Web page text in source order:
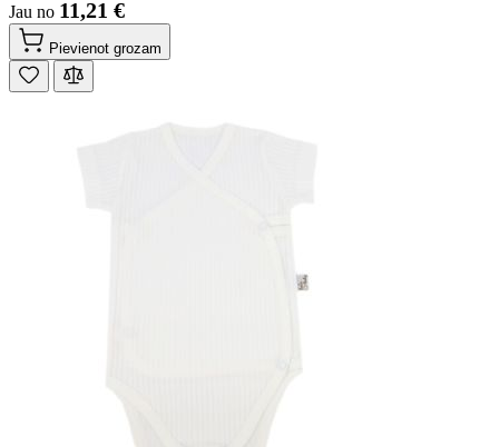
Jau no 11,21 €
Pievienot grozam